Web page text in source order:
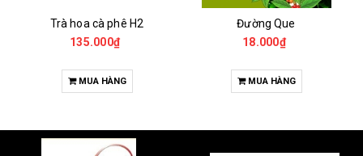
Trà hoa cà phê H2
135.000₫
MUA HÀNG
Đường Que
18.000₫
MUA HÀNG